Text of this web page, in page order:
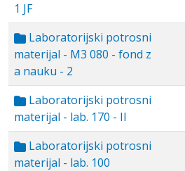
1 JF
Laboratorijski potrosni
materijal - M3 080 - fond z
a nauku - 2
Laboratorijski potrosni
materijal - lab. 170 - II
Laboratorijski potrosni
materijal - lab. 100